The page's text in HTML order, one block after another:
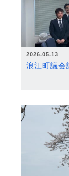
2026.05.13
浪江町議会